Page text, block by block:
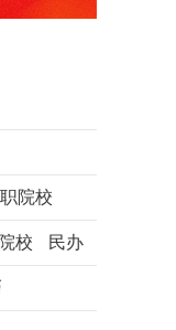
院校
校 民办